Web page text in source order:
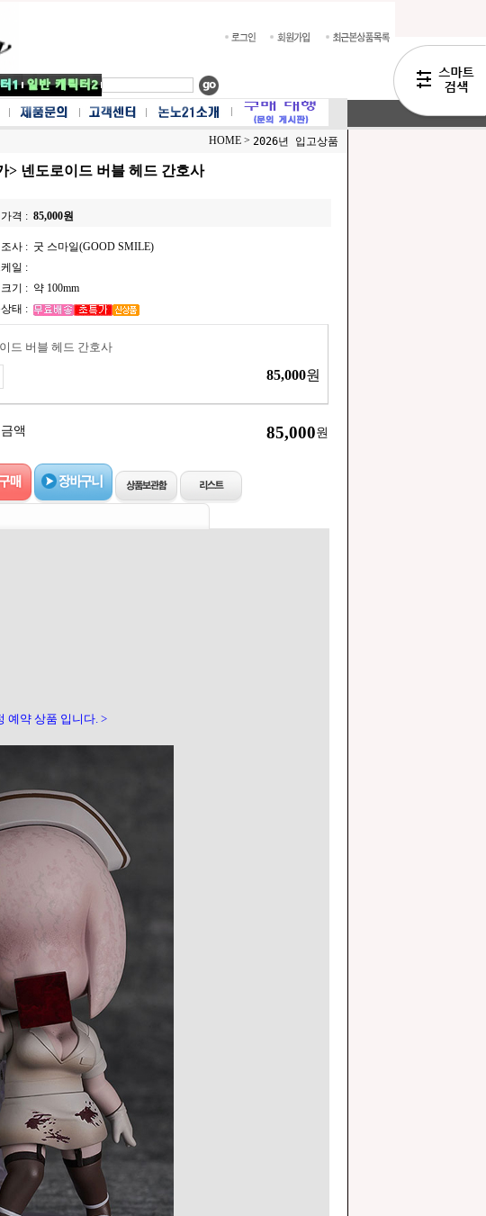
HOME > 2026년 입고상품
> 넨도로이드 버블 헤드 간호사
격 : 85,000원
사 : 굿 스마일(GOOD SMILE)
일 :
크기 : 약 100mm
태 :
드 버블 헤드 간호사
85,000원
액 85,000원
예약 상품 입니다. >